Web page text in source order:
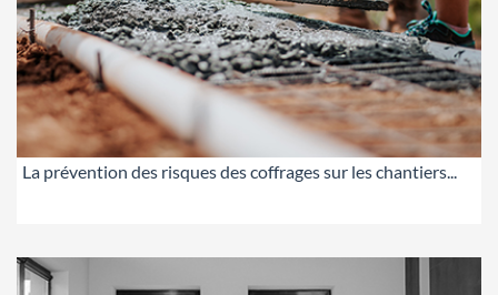
La prévention des risques des coffrages sur les chantiers...